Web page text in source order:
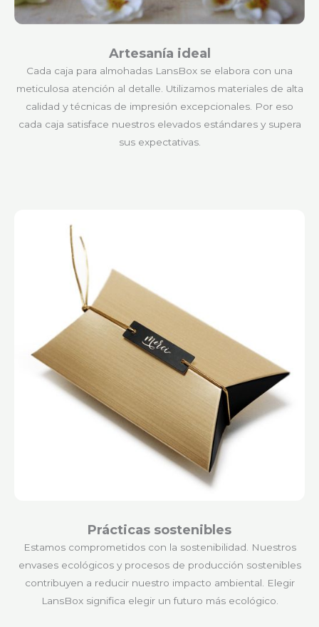
Artesanía ideal
Cada caja para almohadas LansBox se elabora con una
meticulosa atención al detalle. Utilizamos materiales de alta
calidad y técnicas de impresión excepcionales. Por eso
cada caja satisface nuestros elevados estándares y supera
sus expectativas.
Prácticas sostenibles
Estamos comprometidos con la sostenibilidad. Nuestros
envases ecológicos y procesos de producción sostenibles
contribuyen a reducir nuestro impacto ambiental. Elegir
LansBox significa elegir un futuro más ecológico.